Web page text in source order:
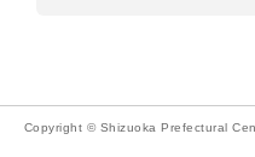
Copyright © Shizuoka Prefectural